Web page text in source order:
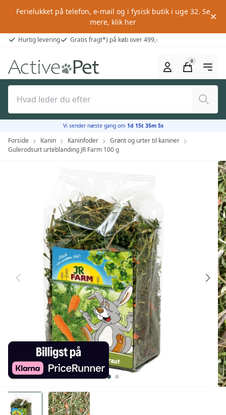
Ferielukket på telefon, e-mail og i fysisk butik i uge 32. Se
mere, klik her
Hurtig levering Gratis fragt*) på køb over 499,-
Søg
0
Forside Kanin Kaninfoder
Grønt og urter til kaniner
Gulerodsurt urteblanding JR Farm 100 g
Vi sender næste gang om 1d 15t 35m 4s